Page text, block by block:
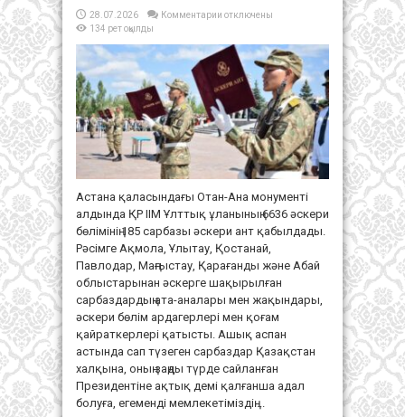
28.07.2026 Комментарии к
төрінде
Ұлттық
ұлан
сарбаздарының
ант
беру
рәсімі
өтті
отключены
134 рет оқылды
Астана қаласындағы Отан-Ана монументі
алдында ҚР ІІМ Ұлттық ұланының 6636 әскери
бөлімінің 185 сарбазы әскери ант қабылдады.
Рәсімге Ақмола, Ұлытау, Қостанай,
Павлодар, Маңғыстау, Қарағанды және Абай
облыстарынан әскерге шақырылған
сарбаздардың ата-аналары мен жақындары,
әскери бөлім ардагерлері мен қоғам
қайраткерлері қатысты. Ашық аспан
астында сап түзеген сарбаздар Қазақстан
халқына, оның заңды түрде сайланған
Президентіне ақтық демі қалғанша адал
болуға, егеменді мемлекетіміздің ...